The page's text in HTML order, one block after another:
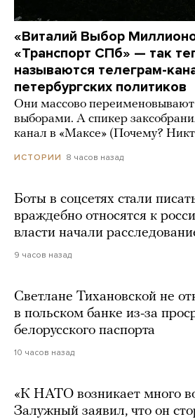
«Виталий Выбор
«Транспорт СПб» — так
называются телеграм-
петербургских политиков
Они массово переименовывают
выборами. А спикер
канал в «Максе» (Почему?
ИСТОРИИ 8 часов назад
Боты в соцсетях стали
враждебно относятся к
власти начали
9 часов назад
Светлане Тихановской не
в польском банке из-за
белорусского паспорта
10 часов назад
«К НАТО возникает много
Залужный заявил, что он